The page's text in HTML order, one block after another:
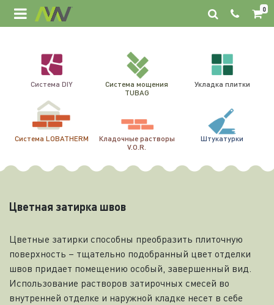
0
Система DIY
Система мощения
TUBAG
Укладка плитки
Система LOBATHERM
Кладочные растворы
V.O.R.
Штукатурки
Цветная затирка швов
Цветные затирки способны преобразить плиточную
поверхность – тщательно подобранный цвет отделки
швов придает помещению особый, завершенный вид.
Использование растворов затирочных смесей во
внутренней отделке и наружной кладке несет в себе